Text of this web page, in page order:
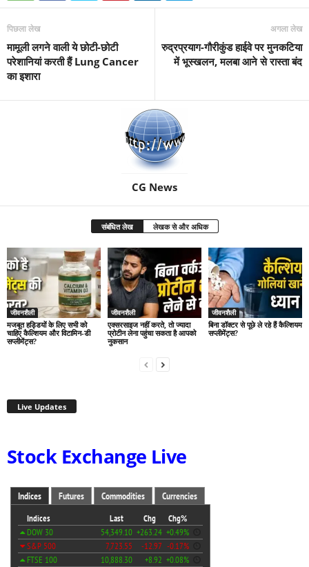
पिछला लेख
मामूली लगने वाली ये छोटी-छोटी
परेशानियां करती हैं Lung Cancer
का इशारा
अगला लेख
रुद्रप्रयाग-गौरीकुंड हाईवे पर मुनकटिया
में भूस्खलन, मलबा आने से रास्ता बंद
CG News
संबंधित लेख लेखक से और अधिक
जीवनशैली
मजबूत हड्डियों के लिए सभी को
चाहिए कैल्शियम और विटामिन-डी
सप्लीमेंट्स?
जीवनशैली
एक्सरसाइज नहीं करते, तो ज्यादा
प्रोटीन लेना पहुंचा सकता है आपको
नुकसान
जीवनशैली
बिना डॉक्टर से पूछे ले रहे हैं कैल्शियम
सप्लीमेंट्स?
Live Updates
Stock Exchange Live